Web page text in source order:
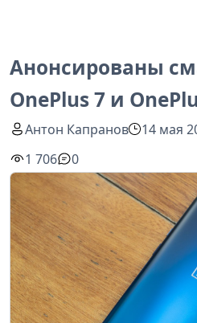
Анонсированы
OnePlus 7 и
Антон Капранов
14 мая
1 706
0